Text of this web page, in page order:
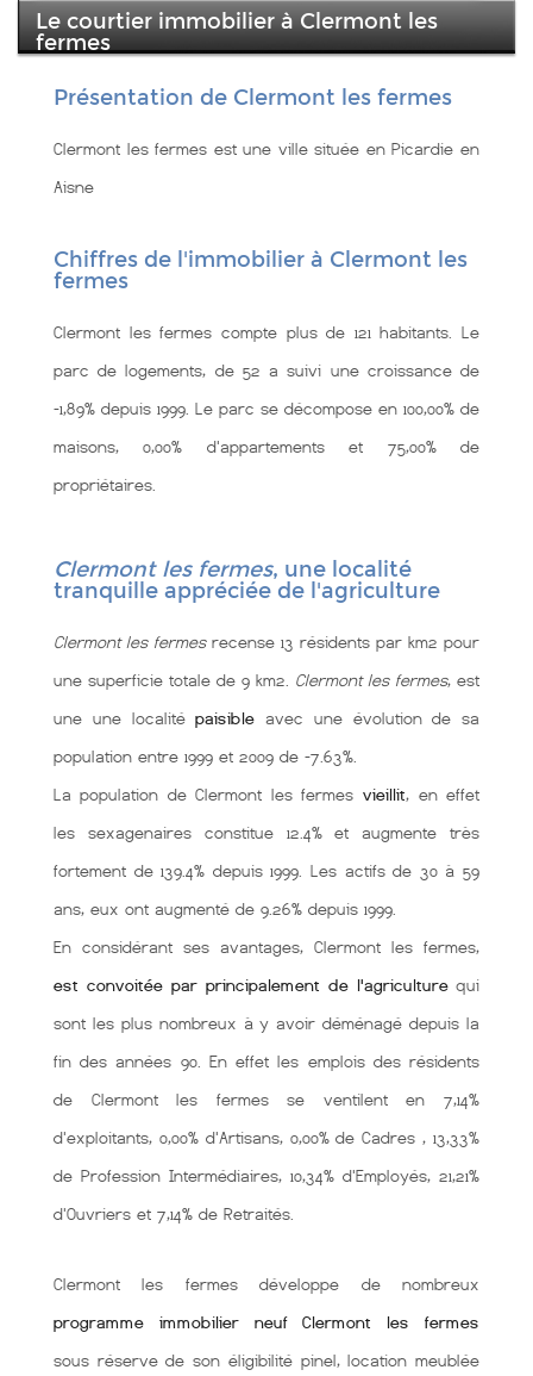
Le courtier immobilier à Clermont les
fermes
Présentation de Clermont les fermes
Clermont les fermes est une ville située en Picardie en
Aisne
Chiffres de l'immobilier à Clermont les
fermes
Clermont les fermes compte plus de 121 habitants. Le
parc de logements, de 52 a suivi une croissance de
-1,89% depuis 1999. Le parc se décompose en 100,00% de
maisons, 0,00% d'appartements et 75,00% de
propriétaires.
Clermont les fermes, une localité
tranquille appréciée de l'agriculture
Clermont les fermesrecense 13 résidents par km2 pour
une superficie totale de 9 km2. Clermont les fermes, est
une une localitépaisible avec une évolution de sa
population entre 1999 et 2009 de -7.63%.
La population de Clermont les fermesvieillit, en effet
les sexagenaires constitue 12.4% et augmente très
fortement de 139.4% depuis 1999. Les actifs de 30 à 59
ans, eux ont augmenté de 9.26% depuis 1999.
En considérant ses avantages, Clermont les fermes,
est convoitée par principalement de l'agriculture qui
sont les plus nombreux à y avoir déménagé depuis la
fin des années 90. En effet les emplois des résidents
de Clermont les fermes se ventilent en 7,14%
d'exploitants, 0,00% d'Artisans, 0,00% de Cadres , 13,33%
de Profession Intermédiaires, 10,34% d'Employés, 21,21%
d'Ouvriers et 7,14% de Retraités.
Clermont les fermes développe de nombreux
programme immobilier neuf Clermont les fermes
sous réserve de son éligibilité pinel, location meublée